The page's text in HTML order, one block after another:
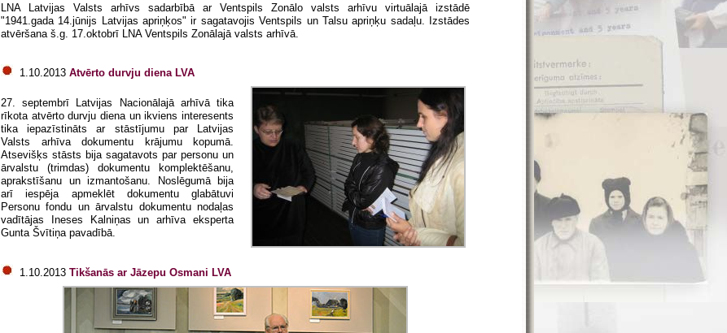
LNA Latvijas Valsts arhīvs sadarbībā ar Ventspils Zonālo valsts arhīvu virtuālajā izstādē
"1941.gada 14.jūnijs Latvijas apriņķos" ir sagatavojis Ventspils un Talsu apriņķu sadaļu. Izstādes
atvēršana š.g. 17.oktobrī LNA Ventspils Zonālajā valsts arhīvā.
1.10.2013 Atvērto durvju diena LVA
27. septembrī Latvijas Nacionālajā arhīvā tika
rīkota atvērto durvju diena un ikviens interesents
tika iepazīstināts ar stāstījumu par Latvijas
Valsts arhīva dokumentu krājumu kopumā.
Atsevišķs stāsts bija sagatavots par personu un
ārvalstu (trimdas) dokumentu komplektēšanu,
aprakstīšanu un izmantošanu. Noslēgumā bija
arī iespēja apmeklēt dokumentu glabātuvi
Personu fondu un ārvalstu dokumentu nodaļas
vadītājas Ineses Kalniņas un arhīva eksperta
Gunta Švītiņa pavadībā.
1.10.2013 Tikšanās ar Jāzepu Osmani LVA